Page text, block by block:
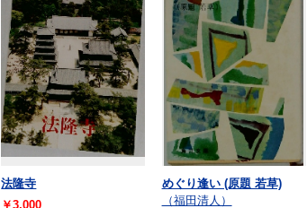
法隆寺
￥3,000
めぐり逢い (原題 若草)
（福田清人）